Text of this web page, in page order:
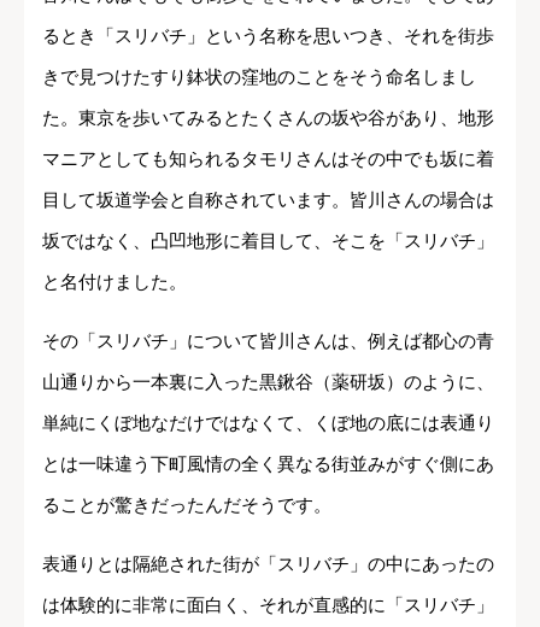
るとき「スリバチ」という名称を思いつき、それを街歩
きで見つけたすり鉢状の窪地のことをそう命名しまし
た。東京を歩いてみるとたくさんの坂や谷があり、地形
マニアとしても知られるタモリさんはその中でも坂に着
目して坂道学会と自称されています。皆川さんの場合は
坂ではなく、凸凹地形に着目して、そこを「スリバチ」
と名付けました。
その「スリバチ」について皆川さんは、例えば都心の青
山通りから一本裏に入った黒鍬谷（薬研坂）のように、
単純にくぼ地なだけではなくて、くぼ地の底には表通り
とは一味違う下町風情の全く異なる街並みがすぐ側にあ
ることが驚きだったんだそうです。
表通りとは隔絶された街が「スリバチ」の中にあったの
は体験的に非常に面白く、それが直感的に「スリバチ」